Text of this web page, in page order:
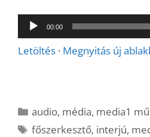
Audió
lejátszó
00:00
Letöltés · Megnyitás új
Kategória
audio, média, media1
Címkék
főszerkesztő, interjú,